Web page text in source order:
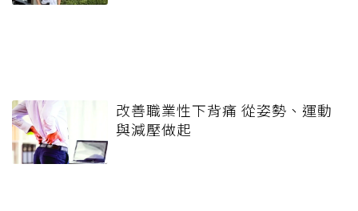
改善職業性下背痛 從姿勢、運動
與減壓做起